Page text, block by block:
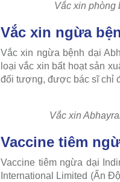
Vắc xin phòng
Vắc xin ngừa
Vắc xin ngừa bệnh dại
loại vắc xin bất hoạt sản
đối tượng, được bác sĩ chỉ
Vắc xin
Vaccine tiêm
Vaccine tiêm ngừa dại
International Limited (Ấn